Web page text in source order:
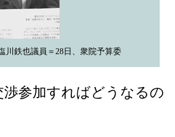
川鉄也議員＝28日、衆院予算委
参加すればどうなるの